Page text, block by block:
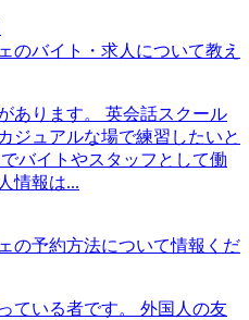
のバイト・求人について教え
あります。 英会話スクール
ジュアルな場で練習したいと
バイトやスタッフとして働
情報は...
の予約方法について情報くだ
ている者です。 外国人の友